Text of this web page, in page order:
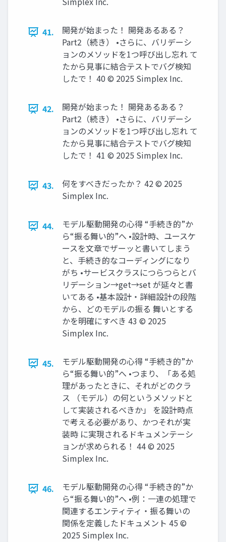
41.
開発が始まった！ 開発あるある？
Part2（続き） •さらに、バリデーシ
ョンのメソッドを1つ呼び出し忘れ て
たから見事に結合テストでバグ検知
したで！ 40 © 2025 Simplex Inc.
42.
開発が始まった！ 開発あるある？
Part2（続き） •さらに、バリデーシ
ョンのメソッドを1つ呼び出し忘れ て
たから見事に結合テストでバグ検知
したで！ 41 © 2025 Simplex Inc.
43.
何をすべきだったか？ 42 © 2025
Simplex Inc.
44.
モデル駆動開発の心得 “手続き的”か
ら“振る舞い的”へ •設計時、ユースケ
ースを文章でザーッと書いてしまう
と、手続き的なコーディングになり
がち •サービスクラスにつらつらとバ
リデーション→get→set が延々と書
いてある •基本設計・詳細設計の段階
から、どのモデルの振る 舞いとする
かを明確にすべき 43 © 2025
Simplex Inc.
45.
モデル駆動開発の心得 “手続き的”か
ら“振る舞い的”へ •つまり、「ある処
理があったときに、それがどのクラ
ス （モデル）の何というメソッドと
して実装されるべきか」 を設計時点
で考える必要があり、かつそれが実
装時 に実現されるドキュメンテーシ
ョンが求められる！ 44 © 2025
Simplex Inc.
46.
モデル駆動開発の心得 “手続き的”か
ら“振る舞い的”へ •例：一連の処理で
関連するエンティティ・振る舞いの
関係を定義したドキュメント 45 ©
2025 Simplex Inc.